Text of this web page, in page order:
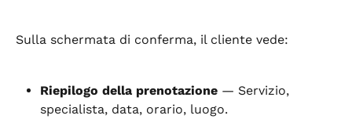
Sulla schermata di conferma, il cliente vede:
Riepilogo della prenotazione — Servizio,
specialista, data, orario, luogo.